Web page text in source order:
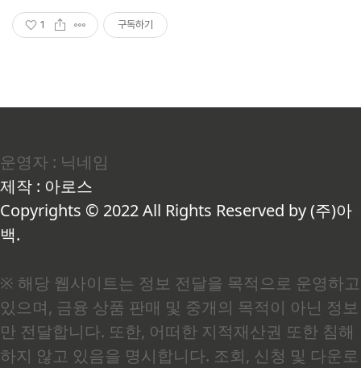
1 구독하기
운영자 : 닉네임
제작 : 아로스
Copyrights © 2022 All Rights Reserved by (주)아
백.
※ 해당 웹사이트는 정보 전달을 목적으로 운영하고
있으며, 금융 상품 판매 및 중개의 목적이 아닌 정보
만 전달합니다. 또한, 어떠한 지적재산권 또한 침해
하지 않고 있음을 명시합니다. 조회, 신청 및 다운로